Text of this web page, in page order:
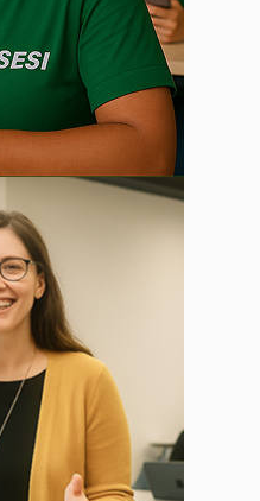
e gestores da sua
de todo o país.
programas